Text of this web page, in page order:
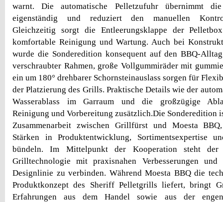
warnt. Die automatische Pelletzufuhr übernimmt die
eigenständig und reduziert den manuellen
Gleichzeitig sorgt die Entleerungsklappe der
komfortable Reinigung und Wartung. Auch bei
wurde die Sonderedition konsequent auf den BBQ-
verschraubter Rahmen, große Vollgummiräder mit
ein um 180° drehbarer Schornsteinauslass sorgen für
der Platzierung des Grills. Praktische Details wie der
Wasserablass im Garraum und die großzügige
Reinigung und Vorbereitung zusätzlich.Die Sonderedition
Zusammenarbeit zwischen Grillfürst und Moesta
Stärken in Produktentwicklung, Sortimentsexpertise
bündeln. Im Mittelpunkt der Kooperation steht der
Grilltechnologie mit praxisnahen Verbesserungen und
Designlinie zu verbinden. Während Moesta BBQ die
Produktkonzept des Sheriff Pelletgrills liefert, bringt
Erfahrungen aus dem Handel sowie aus der